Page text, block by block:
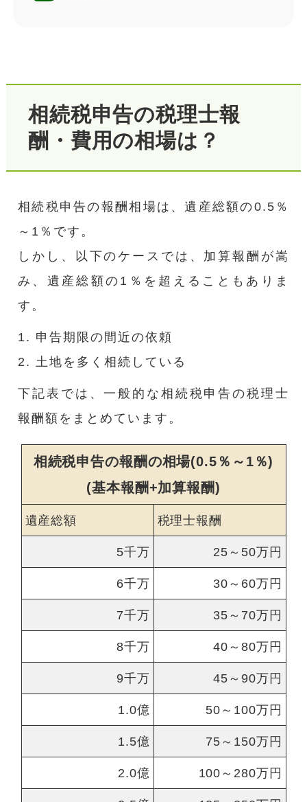
相続税申告の税理士報
酬・費用の相場は？
相続税申告の報酬相場は、遺産総額の0.5％
～1％です。
しかし、以下のケースでは、加算報酬が嵩
み、遺産総額の1％を超えることもありま
す。
1. 申告期限の間近の依頼
2. 土地を多く相続している
下記表では、一般的な相続税申告の税理士
報酬額をまとめています。
相続税申告の報酬の相場(0.5％～1％)
(基本報酬+加算報酬)
遺産総額 税理士報酬
5千万 25～50万円
6千万 30～60万円
7千万 35～70万円
8千万 40～80万円
9千万 45～90万円
1.0億 50～100万円
1.5億 75～150万円
2.0億 100～280万円